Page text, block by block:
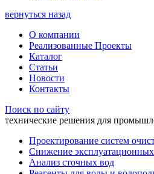
вернуться назад
О компании
Реализованные Проекты
Каталог
Статьи
Новости
Контакты
Поиск по сайту
технические решения для
Проектирование систем
Снижение эксплуатационных
Анализ сточных вод